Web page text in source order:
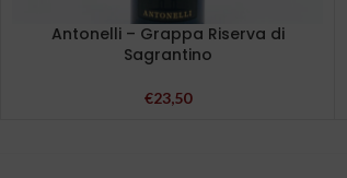
Antonelli – Grappa Riserva di
Sagrantino
€23,50